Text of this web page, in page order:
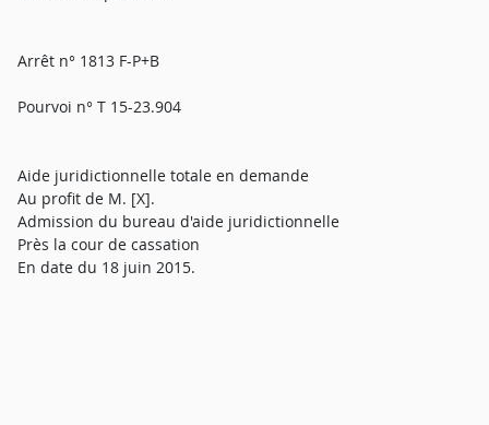
Arrêt n° 1813 F-P+B
Pourvoi n° T 15-23.904
Aide juridictionnelle totale en demande
Au profit de M. [X].
Admission du bureau d'aide juridictionnelle
Près la cour de cassation
En date du 18 juin 2015.